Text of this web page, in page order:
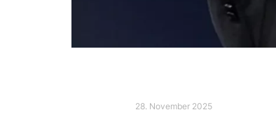
28. November 2025